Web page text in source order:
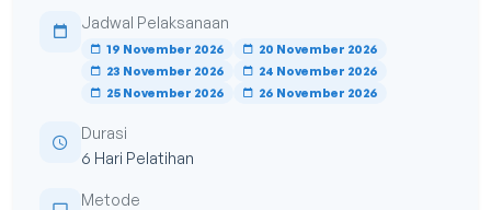
Jadwal Pelaksanaan
19 November 2026
20 November 2026
23 November 2026
24 November 2026
25 November 2026
26 November 2026
Durasi
6 Hari Pelatihan
Metode